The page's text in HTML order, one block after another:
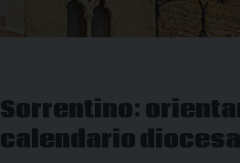
Sorrentino:
calendario